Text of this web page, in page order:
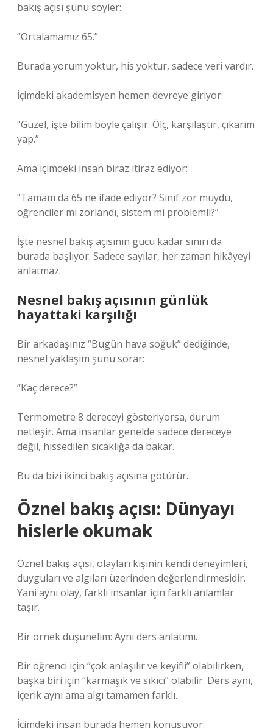
bakış açısı şunu söyler:
“Ortalamamız 65.”
Burada yorum yoktur, his yoktur, sadece veri vardır.
İçimdeki akademisyen hemen devreye giriyor:
“Güzel, işte bilim böyle çalışır. Ölç, karşılaştır, çıkarım
yap.”
Ama içimdeki insan biraz itiraz ediyor:
“Tamam da 65 ne ifade ediyor? Sınıf zor muydu,
öğrenciler mi zorlandı, sistem mi problemli?”
İşte nesnel bakış açısının gücü kadar sınırı da
burada başlıyor. Sadece sayılar, her zaman hikâyeyi
anlatmaz.
Nesnel bakış açısının günlük
hayattaki karşılığı
Bir arkadaşınız “Bugün hava soğuk” dediğinde,
nesnel yaklaşım şunu sorar:
“Kaç derece?”
Termometre 8 dereceyi gösteriyorsa, durum
netleşir. Ama insanlar genelde sadece dereceye
değil, hissedilen sıcaklığa da bakar.
Bu da bizi ikinci bakış açısına götürür.
Öznel bakış açısı: Dünyayı
hislerle okumak
Öznel bakış açısı, olayları kişinin kendi deneyimleri,
duyguları ve algıları üzerinden değerlendirmesidir.
Yani aynı olay, farklı insanlar için farklı anlamlar
taşır.
Bir örnek düşünelim: Aynı ders anlatımı.
Bir öğrenci için “çok anlaşılır ve keyifli” olabilirken,
başka biri için “karmaşık ve sıkıcı” olabilir. Ders aynı,
içerik aynı ama algı tamamen farklı.
İçimdeki insan burada hemen konuşuyor: